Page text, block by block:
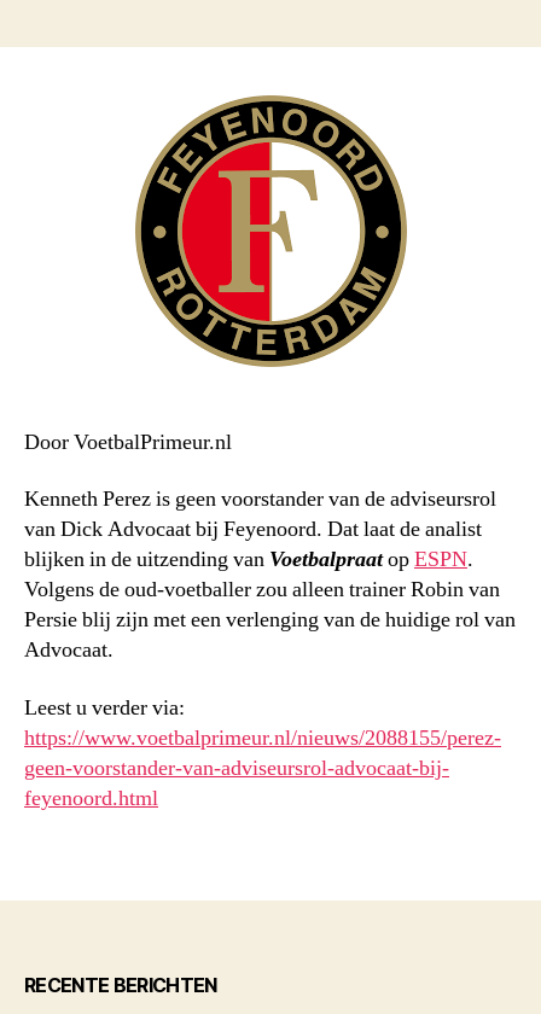
Door VoetbalPrimeur.nl
Kenneth Perez is geen voorstander van de adviseursrol
van Dick Advocaat bij Feyenoord. Dat laat de analist
blijken in de uitzending van VoetbalpraatopESPN.
Volgens de oud-voetballer zou alleen trainer Robin van
Persie blij zijn met een verlenging van de huidige rol van
Advocaat.
Leest u verder via:
https://www.voetbalprimeur.nl/nieuws/2088155/perez-
geen-voorstander-van-adviseursrol-advocaat-bij-
feyenoord.html
RECENTE BERICHTEN